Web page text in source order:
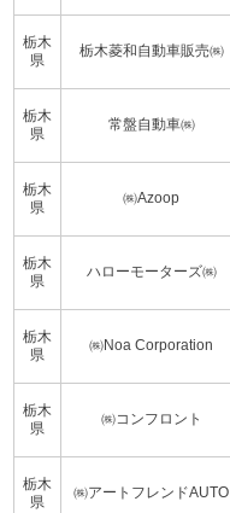
栃木
県
栃木菱和自動車販売㈱
栃木
県
常盤自動車㈱
栃木
県
㈱Azoop
栃木
県
ハローモーターズ㈱
栃木
県
㈱Noa Corporation
栃木
県
㈱コンフロント
栃木
県
㈱アートフレンドAUTO